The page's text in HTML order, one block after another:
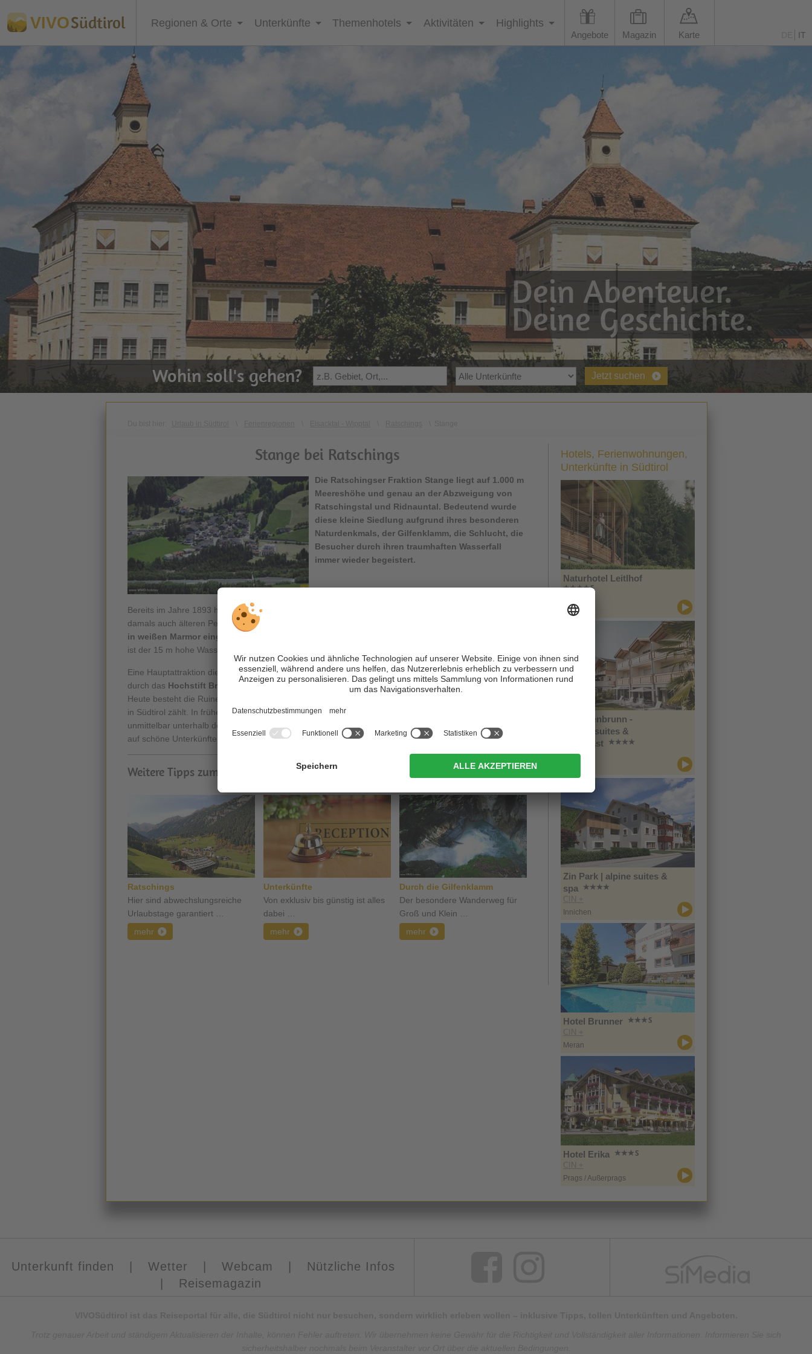
VIVOSüdtirol Regionen & Orte Unterkünfte Themenhotels Aktivitäten Highlights
Angebote Magazin Karte IT
Dein Abenteuer.
Deine Geschichte.
Wohin soll's gehen? Jetzt suchen
Stange bei Ratschings
Die Ratschingser Fraktion Stange liegt auf 1.000 m
Meereshöhe und genau an der Abzweigung von
Ratschingstal und Ridnauntal. Bedeutend wurde
diese kleine Siedlung aufgrund ihres besonderen
Naturdenkmals, der Gilfenklamm, die Schlucht, die
Besucher durch ihren traumhaften Wasserfall
immer wieder begeistert.
Bereits im Jahre 1893 hat man für die Touristen einen
damals auch älteren Personen die Möglichkeit bot, dieses Naturwunder zu bestaunen. Die Klamm ist tief
in weißen Marmor eingeschnitten
ist der 15 m hohe Wasserfall.
Eine Hauptattraktion dieses beschaulichen Ortes ist aber auch dieRuine Reifenegg, die um 1220
durch das Hochstift Brixen
errichtet wurde und 1243 in den Besitz der Grafen von Tirol gelangte.
Heute besteht die Ruine fast nur mehr aus dem Bergfried, der aber zu den gewaltigsten und massivsten
in Südtirol zählt. In früheren Zeiten schützte die Burg den
unmittelbar unterhalb der Burg verlief. Auch in der überschaubaren
Fraktion Stange
dürfen sich Gäste
auf schöne Unterkünfte wie Appartments oder Hotels freuen.
Weitere Tipps zum Thema:
Ratschings
Hier sind abwechslungsreiche
Urlaubstage garantiert …
mehr
Unterkünfte
Von exklusiv bis günstig ist alles
dabei …
mehr
Durch die Gilfenklamm
Der besondere Wanderweg für
Groß und Klein …
mehr
Hotels, Ferienwohnungen,
Unterkünfte in Südtirol
Naturhotel Leitlhof
Innichen
Im Tiefenbrunn -
Gardensuites &
Breakfast
CIN +
Zin Park | alpine suites &
spa
CIN +
Innichen
Hotel Brunner
CIN +
Meran
Hotel Erika
CIN +
Prags / Außerprags
Unterkunft finden Wetter Webcam
Nützliche Infos
Reisemagazin